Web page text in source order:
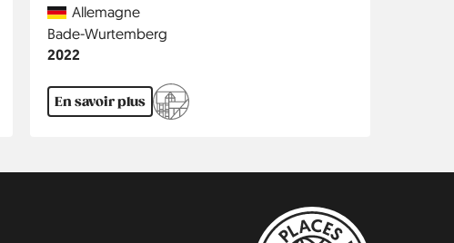
CountryAllemagne
Région
Bade-Wurtemberg
Année
2022
En savoir plus